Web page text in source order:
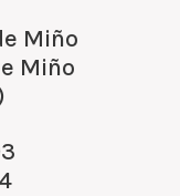
Miño
Miño